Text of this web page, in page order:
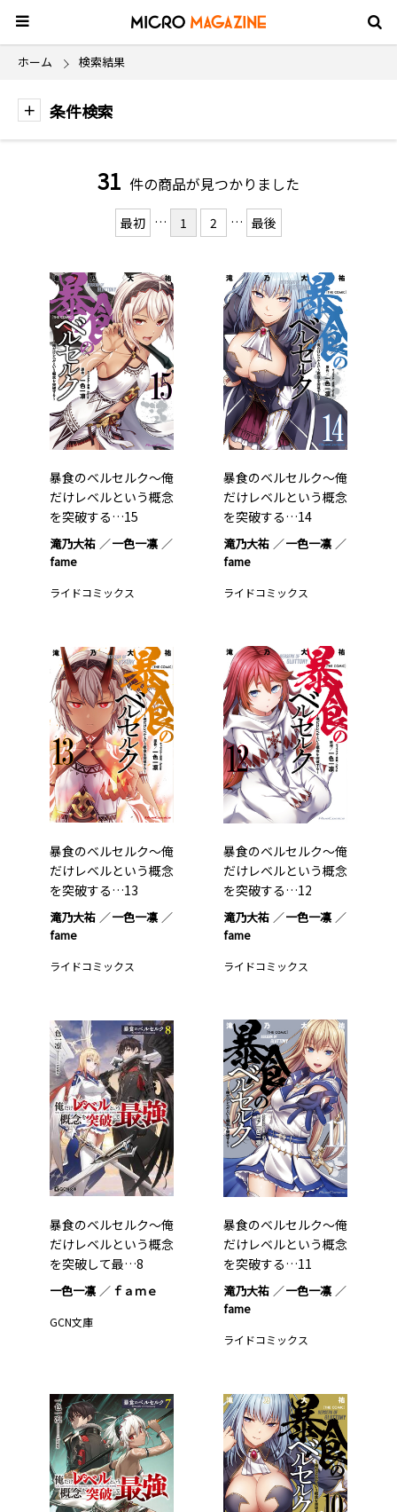
ホーム 検索結果
条件検索
31 件の商品が見つかりました
最初 … 1 2 … 最後
暴食のベルセルク～俺
だけレベルという概念
を突破する…15
滝乃大祐
一色一凛
fame
ライドコミックス
暴食のベルセルク～俺
だけレベルという概念
を突破する…14
滝乃大祐
一色一凛
fame
ライドコミックス
暴食のベルセルク～俺
だけレベルという概念
を突破する…13
滝乃大祐
一色一凛
fame
ライドコミックス
暴食のベルセルク～俺
だけレベルという概念
を突破する…12
滝乃大祐
一色一凛
fame
ライドコミックス
暴食のベルセルク～俺
だけレベルという概念
を突破して最…8
一色一凛 ｆａｍｅ
GCN文庫
暴食のベルセルク～俺
だけレベルという概念
を突破する…11
滝乃大祐
一色一凛
fame
ライドコミックス